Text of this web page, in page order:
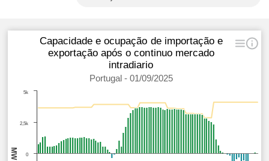
MW
Capacidade e ocupação de importação e
exportação após o continuo mercado
intradiario
Portugal - 01/09/2025
0
2,5k
5k